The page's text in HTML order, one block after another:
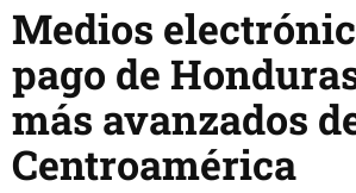
Medios
pago de
más avanzados
Centroamérica